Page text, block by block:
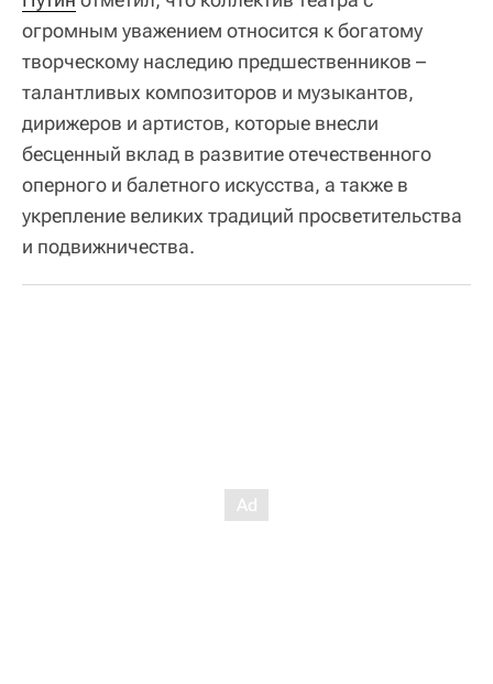
огромным уважением относится к богатому
творческому наследию предшественников –
талантливых композиторов и музыкантов,
дирижеров и артистов, которые внесли
бесценный вклад в развитие отечественного
оперного и балетного искусства, а также в
укрепление великих традиций просветительства
и подвижничества.